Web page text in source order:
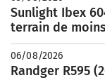
Sunlight Ibex
terrain de
06/08/2026
Randger R595